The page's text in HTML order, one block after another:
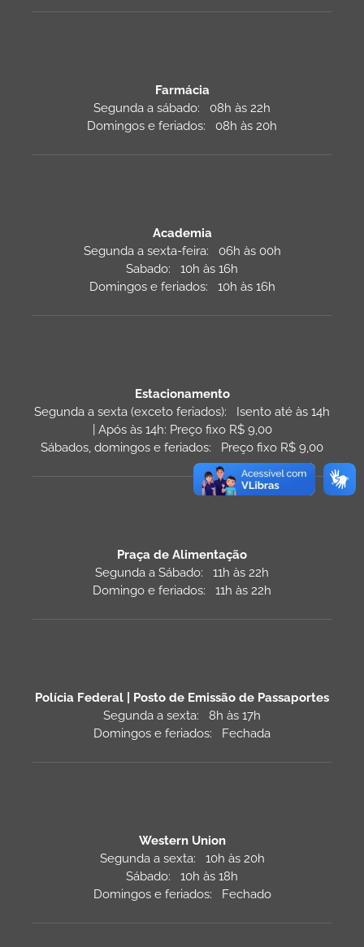
Farmácia
Segunda a sábado: 08h às 22h
Domingos e feriados: 08h às 20h
Academia
Segunda a sexta-feira: 06h às 00h
Sabado: 10h às 16h
Domingos e feriados: 10h às 16h
Estacionamento
Segunda a sexta (exceto feriados): Isento até às 14h
| Após às 14h: Preço fixo R$ 9,00
Sábados, domingos e feriados: Preço fixo R$ 9,00
Praça de Alimentação
Segunda a Sábado: 11h às 22h
Domingo e feriados: 11h às 22h
Polícia Federal | Posto de Emissão de Passaportes
Segunda a sexta: 8h às 17h
Domingos e feriados: Fechada
Western Union
Segunda a sexta: 10h às 20h
Sábado: 10h às 18h
Domingos e feriados: Fechado